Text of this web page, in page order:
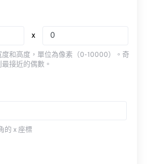
x
和高度，單位為像素（0-10000）。奇
接近的偶數。
的 x 座標